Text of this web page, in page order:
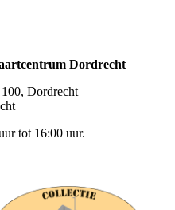
Dordrecht
Dordrecht
tot 16:00 uur.